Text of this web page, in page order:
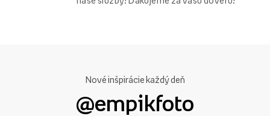
svadobný darček. Uistite sa, že sa vaši hostia vrátia domov a
Nové inšpirácie každý deň
@empikfoto